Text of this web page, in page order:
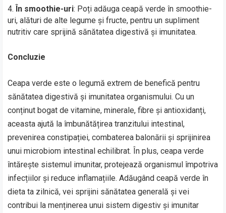
În smoothie-uri: Poți adăuga ceapă verde în smoothie-
uri, alături de alte legume și fructe, pentru un supliment
nutritiv care sprijină sănătatea digestivă și imunitatea.
Concluzie
Ceapa verde este o legumă extrem de benefică pentru
sănătatea digestivă și imunitatea organismului. Cu un
conținut bogat de vitamine, minerale, fibre și antioxidanți,
aceasta ajută la îmbunătățirea tranzitului intestinal,
prevenirea constipației, combaterea balonării și sprijinirea
unui microbiom intestinal echilibrat. În plus, ceapa verde
întărește sistemul imunitar, protejează organismul împotriva
infecțiilor și reduce inflamațiile. Adăugând ceapă verde în
dieta ta zilnică, vei sprijini sănătatea generală și vei
contribui la menținerea unui sistem digestiv și imunitar